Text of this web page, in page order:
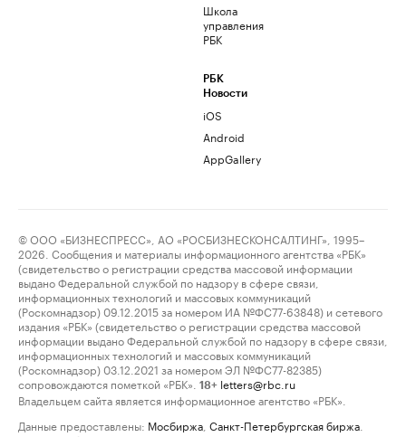
Школа
управления
РБК
РБК
Новости
iOS
Android
AppGallery
© ООО «БИЗНЕСПРЕСС», АО «РОСБИЗНЕСКОНСАЛТИНГ», 1995–
2026. Сообщения и материалы информационного агентства «РБК»
(свидетельство о регистрации средства массовой информации
выдано Федеральной службой по надзору в сфере связи,
информационных технологий и массовых коммуникаций
(Роскомнадзор) 09.12.2015 за номером ИА №ФС77-63848) и сетевого
издания «РБК» (свидетельство о регистрации средства массовой
информации выдано Федеральной службой по надзору в сфере связи,
информационных технологий и массовых коммуникаций
(Роскомнадзор) 03.12.2021 за номером ЭЛ №ФС77-82385)
сопровождаются пометкой «РБК».
18+ letters@rbc.ru
Владельцем сайта является информационное агентство «РБК».
Данные предоставлены: Мосбиржа Санкт-Петербургская биржа